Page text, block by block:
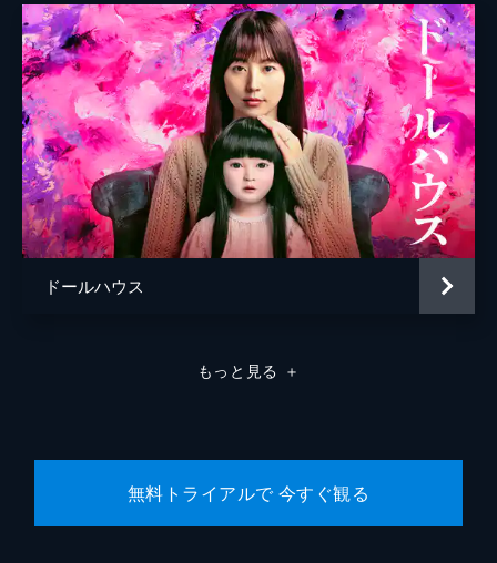
中林千賀子
井田寛
ドールハウス
もっと見る ＋
無料トライアルで 今すぐ観る